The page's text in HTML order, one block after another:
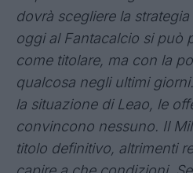
venire per i viola,
calde per Mastantuono. l
entrare nel mercato in
mercato molto intenso,
ventina di colpi importanti.
serio per Kean,
Fabregas, ma in questo
vuole tenerlo.